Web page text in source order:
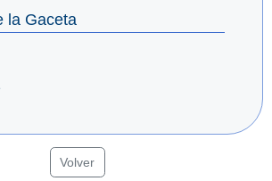
la Gaceta
Volver